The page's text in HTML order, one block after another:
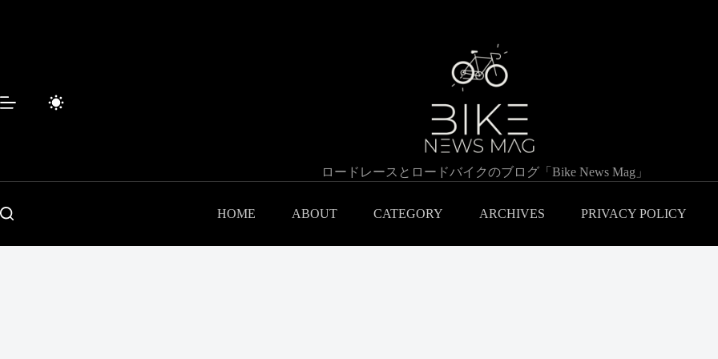
ス
ロードレースとロードバイクのブログ「Bike News Mag」
HOME ABOUT CATEGORY ARCHIVES PRIVACY POLICY